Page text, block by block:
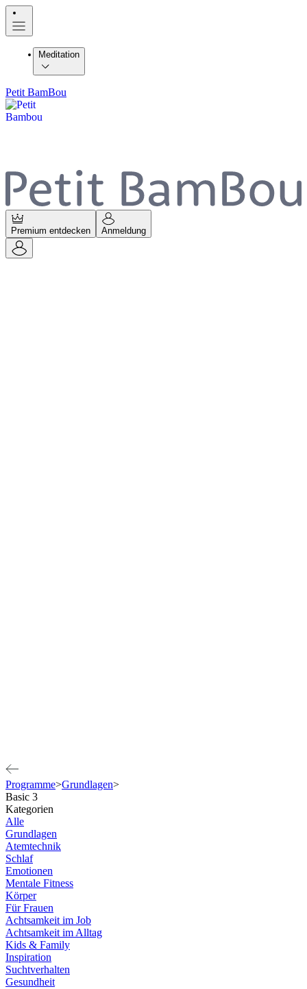
Meditation
Petit BamBou
Premium entdecken Anmeldung
Programme>Grundlagen>
Basic 3
Kategorien
Alle
Grundlagen
Atemtechnik
Schlaf
Emotionen
Mentale Fitness
Körper
Für Frauen
Achtsamkeit im Job
Achtsamkeit im Alltag
Kids & Family
Inspiration
Suchtverhalten
Gesundheit